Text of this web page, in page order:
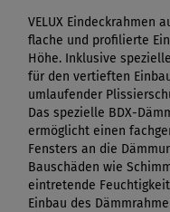
VELUX Eindeckrahmen
flache und profilierte
Höhe. Inklusive
für den vertieften
umlaufender
Das spezielle BDX-
ermöglicht einen
Fensters an die
Bauschäden wie
eintretende
Einbau des